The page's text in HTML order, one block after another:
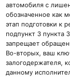
автомобиля с
обозначенное как
этап подготовки к
подпункт 3 пункта
запрещает
Во-вторых, ваш
залогодержателя,
данному